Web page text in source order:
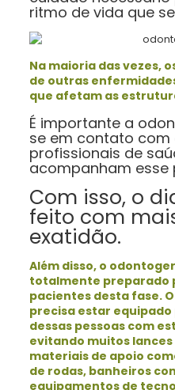
ritmo de vida que
Na maioria das vezes,
de outras
que afetam as
É importante a
se em contato com
profissionais de
acompanham esse
Com isso, o
feito com
exatidão.
Além disso, o
totalmente preparado
pacientes desta fase.
precisa estar
dessas pessoas com
evitando muitos lances
materiais de apoio
de rodas, banheiros
equipamentos de